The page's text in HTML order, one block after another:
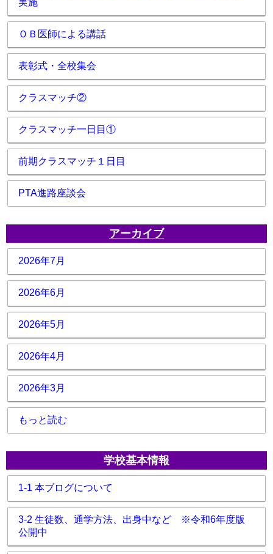
実施
ＯＢ医師による講話
表彰式・全校集会
クラスマッチ②
クラスマッチ一日目①
前期クラスマッチ１日目
PTA進路座談会
アーカイブ
2026年7月
2026年6月
2026年5月
2026年4月
2026年3月
もっと読む
学校基本情報
1-1 本ブログについて
3-2 生徒数、通学方法、出身中など ※令和6年度版
公開中